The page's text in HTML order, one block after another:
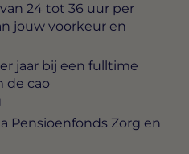
24 tot 36 uur per
jouw voorkeur en
jaar bij een fulltime
de cao
Pensioenfonds Zorg en